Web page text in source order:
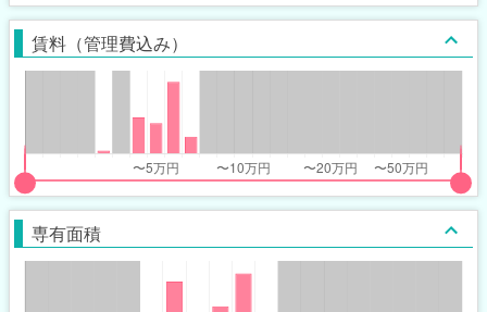
賃料（管理費込み）
専有面積